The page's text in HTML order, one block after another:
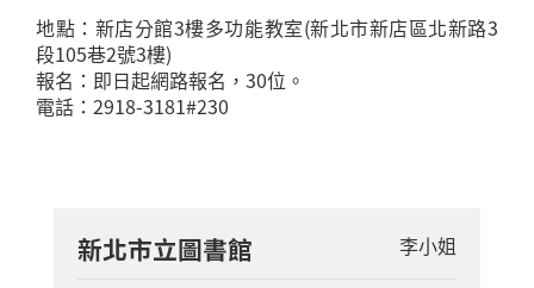
地點：新店分館3樓多功能教室(新北市新店區北新路3
段105巷2號3樓)
報名：即日起網路報名，30位。
電話：2918-3181#230
新北市立圖書館 李小姐